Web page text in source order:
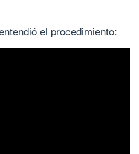
el procedimiento: